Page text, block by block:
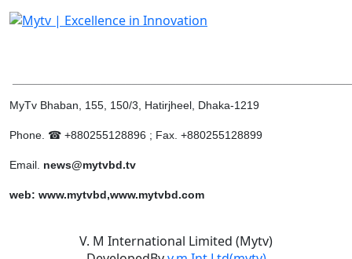
MyTv Bhaban, 155, 150/3, Hatirjheel, Dhaka-1219
Phone. ☎ +880255128896 ; Fax. +880255128899
Email. news@mytvbd.tv
web: www.mytvbd,www.mytvbd.com
V. M International Limited (Mytv)